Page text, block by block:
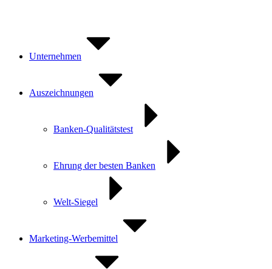
Unternehmen
Auszeichnungen
Banken-Qualitätstest
Ehrung der besten Banken
Welt-Siegel
Marketing-Werbemittel